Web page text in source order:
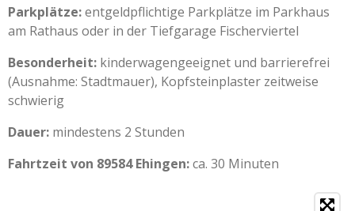
Parkplätze:entgeldpflichtige Parkplätze im Parkhaus
am Rathaus oder in der Tiefgarage Fischerviertel
Besonderheit: kinderwagengeeignet und barrierefrei
(Ausnahme: Stadtmauer), Kopfsteinplaster zeitweise
schwierig
Dauer: mindestens 2 Stunden
Fahrtzeit von 89584 Ehingen:ca. 30 Minuten